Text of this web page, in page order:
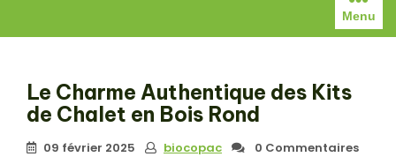
Menu
Le Charme Authentique des Kits
de Chalet en Bois Rond
09 février 2025 biocopac 0 Commentaires